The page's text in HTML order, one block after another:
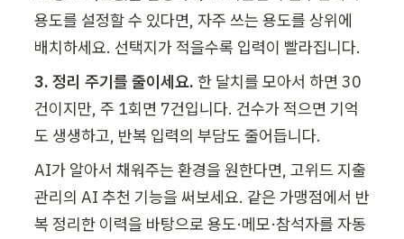
용도를 설정할 수 있다면, 자주 쓰는 용도를 상위에
배치하세요. 선택지가 적을수록 입력이 빨라집니다.
3. 정리 주기를 줄이세요. 한 달치를 모아서 하면 30
건이지만, 주 1회면 7건입니다. 건수가 적으면 기억
도 생생하고, 반복 입력의 부담도 줄어듭니다.
AI가 알아서 채워주는 환경을 원한다면, 고위드 지출
관리의 AI 추천 기능을 써보세요. 같은 가맹점에서 반
복 정리한 이력을 바탕으로 용도·메모·참석자를 자동